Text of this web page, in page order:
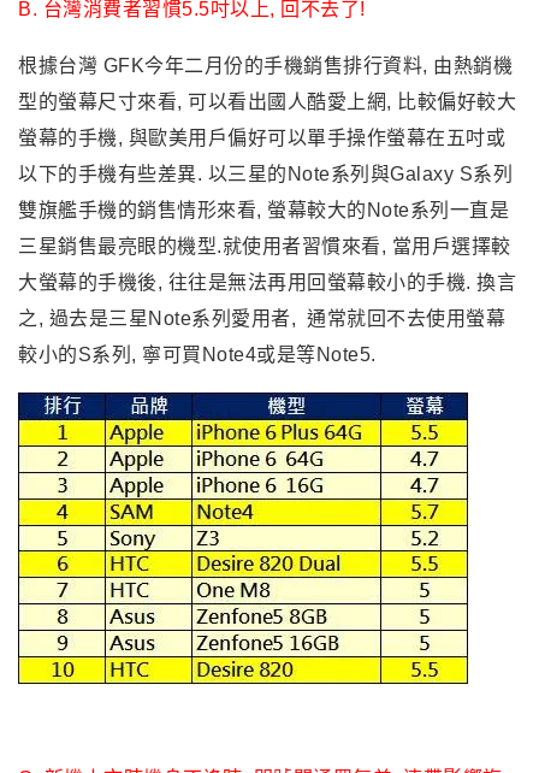
根據台灣 GFK今年二月份的手機銷售排行資料, 由熱銷機
型的螢幕尺寸來看, 可以看出國人酷愛上網, 比較偏好較大
螢幕的手機, 與歐美用戶偏好可以單手操作螢幕在五吋或
以下的手機有些差異. 以三星的Note系列與Galaxy S系列
雙旗艦手機的銷售情形來看, 螢幕較大的Note系列一直是
三星銷售最亮眼的機型.就使用者習慣來看, 當用戶選擇較
大螢幕的手機後, 往往是無法再用回螢幕較小的手機. 換言
之, 過去是三星Note系列愛用者, 通常就回不去使用螢幕
較小的S系列, 寧可買Note4或是等Note5.